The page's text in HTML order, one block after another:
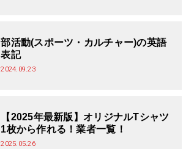
部活動(スポーツ・カルチャー)の英語
表記
2024.09.23
【2025年最新版】オリジナルTシャツ
1枚から作れる！業者一覧！
2025.05.26